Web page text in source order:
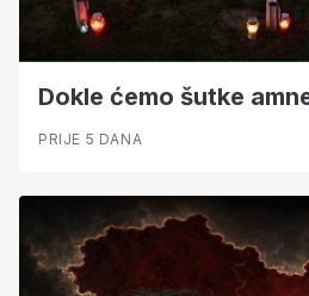
Dokle ćemo šutke
PRIJE 5 DANA